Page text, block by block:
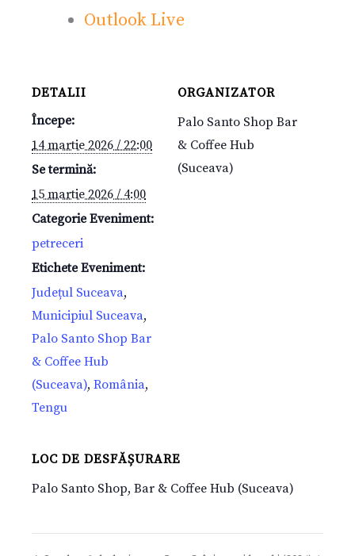
Outlook Live
DETALII
Începe:
14 martie 2026 / 22:00
Se termină:
15 martie 2026 / 4:00
Categorie Eveniment:
petreceri
Etichete Eveniment:
Județul Suceava,
Municipiul Suceava,
Palo Santo Shop Bar
& Coffee Hub
(Suceava), România,
Tengu
ORGANIZATOR
Palo Santo Shop Bar
& Coffee Hub
(Suceava)
LOC DE DESFĂȘURARE
Palo Santo Shop, Bar & Coffee Hub (Suceava)